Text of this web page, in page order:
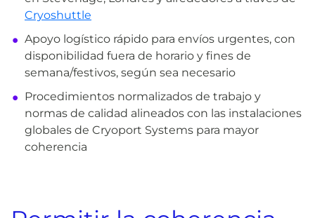
Cryoshuttle
Apoyo logístico rápido para envíos urgentes, con
disponibilidad fuera de horario y fines de
semana/festivos, según sea necesario
Procedimientos normalizados de trabajo y
normas de calidad alineados con las instalaciones
globales de Cryoport Systems para mayor
coherencia